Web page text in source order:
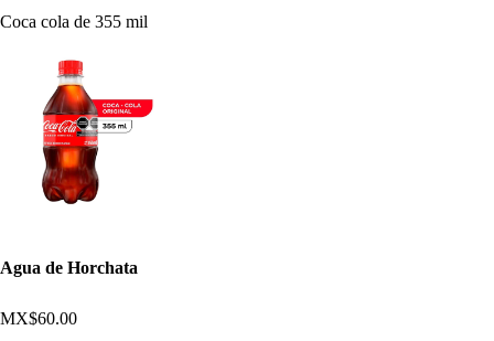
Coca cola de 355 mil
Agua de Horchata
MX$60.00